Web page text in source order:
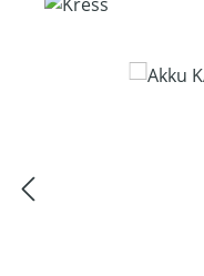
Bildergalerie